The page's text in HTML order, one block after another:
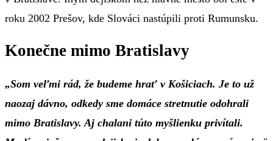
roku 2002 Prešov, kde Slováci nastúpili proti Rumunsku.
Konečne mimo Bratislavy
„Som veľmi rád, že budeme hrať v Košiciach. Je to už
naozaj dávno, odkedy sme domáce stretnutie odohrali
mimo Bratislavy. Aj chalani túto myšlienku privítali.